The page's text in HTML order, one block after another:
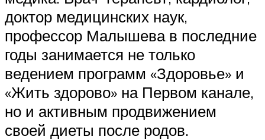
доктор медицинских наук,
профессор Малышева в последние
годы занимается не только
ведением программ «Здоровье» и
«Жить здорово» на Первом канале,
но и активным продвижением
своей диеты после родов.